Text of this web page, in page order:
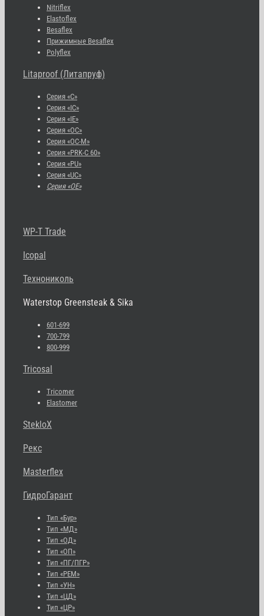
Nitriflex
Elastoflex
Besaflex
Прижимные Besaflex
Polyflex
Litaproof (Литапруф)
Серия «С»
Серия «IC»
Серия «IE»
Серия «OC»
Серия «OC-M»
Серия «PRK-C 60»
Серия «PU»
Серия «UC»
Серия «OE»
WP-T Trade
Icopal
Технониколь
Waterstop Greensteak & Sika
601-699
700-799
800-999
Tricosal
Tricomer
Elastomer
StekloX
Рекс
Masterflex
ГидроГарант
Тип «Бур»
Тип «МД»
Тип «ОД»
Тип «ОП»
Тип «ПГ/ПГР»
Тип «РЕМ»
Тип «УН»
Тип «ЦД»
Тип «ЦР»